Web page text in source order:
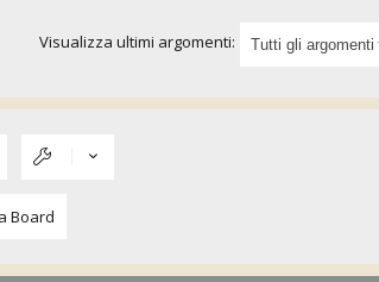
Visualizza ultimi argomenti:
Board